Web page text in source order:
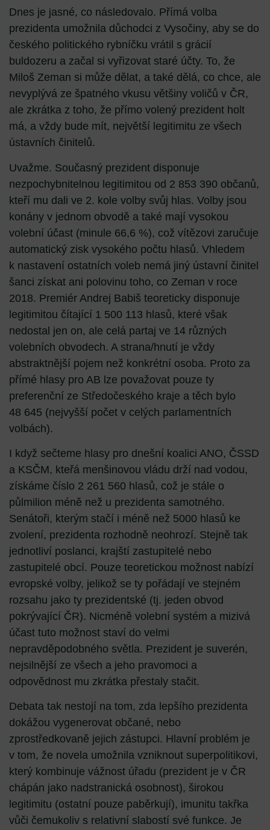
Dnes je jasné, co následovalo. Přímá volba
prezidenta umožnila důchodci z Vysočiny, aby se do
českého politického rybníčku vrátil s grácií
buldozeru a začal si vyřizovat staré účty. To, že
Miloš Zeman si může dělat, a také dělá, co chce, ale
nevyplývá ze špatného vkusu většiny voličů v ČR,
ale zkrátka z toho, že přímo volený prezident holt
má, a vždy bude mít, největší legitimitu ze všech
ústavních činitelů.
Uvažme. Současný prezident disponuje
nezpochybnitelnou legitimitou od 2 853 390 občanů,
kteří mu dali ve 2. kole volby svůj hlas. Volby jsou
konány v jednom obvodě a také mají vysokou
volební účast (minule 66,6 %), což vítězovi zaručuje
automatický zisk vysokého počtu hlasů. Vhledem
k nastavení ostatních voleb nemá jiný ústavní činitel
šanci získat ani polovinu toho, co Zeman v roce
2018. Premiér Andrej Babiš teoreticky disponuje
legitimitou čítající 1 500 113 hlasů, které však
nedostal jen on, ale celá partaj ve 14 různých
volebních obvodech. A strana/hnutí je vždy
abstraktnější pojem než konkrétní osoba. Proto za
přímé hlasy pro AB lze považovat pouze ty
preferenční ze Středočeského kraje a těch bylo
48 645 (nejvyšší počet v celých parlamentních
volbách).
I když sečteme hlasy pro dnešní koalici ANO, ČSSD
a KSČM, kteřá menšinovou vládu drží nad vodou,
získáme číslo 2 261 560 hlasů, což je stále o
půlmilion méně než u prezidenta samotného.
Senátoři, kterým stačí i méně než 5000 hlasů ke
zvolení, prezidenta rozhodně neohrozí. Stejně tak
jednotliví poslanci, krajští zastupitelé nebo
zastupitelé obcí. Pouze teoretickou možnost nabízí
evropské volby, jelikož se ty pořádají ve stejném
rozsahu jako ty prezidentské (tj. jeden obvod
pokrývající ČR). Nicméně volební systém a mizivá
účast tuto možnost staví do velmi
nepravděpodobného světla. Prezident je suverén,
nejsilnější ze všech a jeho pravomoci a
odpovědnost mu zkrátka přestaly stačit.
Debata tak nestojí na tom, zda lepšího prezidenta
dokážou vygenerovat občané, nebo
zprostředkovaně jejich zástupci. Hlavní problém je
v tom, že novela umožnila vzniknout superpolitikovi,
který kombinuje vážnost úřadu (prezident je v ČR
chápán jako nadstranická osobnost), širokou
legitimitu (ostatní pouze paběrkují), imunitu takřka
vůči čemukoliv s relativní slabostí své funkce. Je